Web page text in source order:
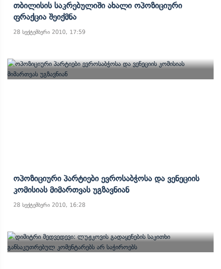
Თბილისის Საკრებულიში Ახალი Ოპოზიციური
Ფრაქცია Შეიქმნა
28 სექტემბერი 2010, 17:59
Ოპოზიციური Პარტიები Ევროსაბჭოსა Და Ვენეციის
Კომისიას Მიმართვას Უგზავნიან
28 სექტემბერი 2010, 16:28